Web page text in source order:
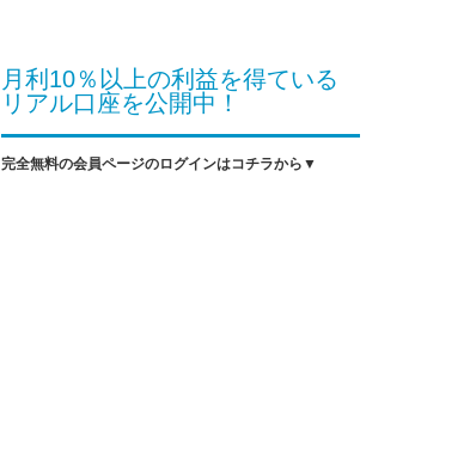
月利10％以上の利益を得ている
リアル口座を公開中！
完全無料の会員ページのログインはコチラから▼